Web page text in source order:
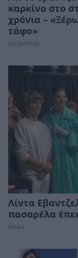
καρκίνο στο
χρόνια –
τάφο»
CELEBRITIES
Λίντα
πασαρέλα
ΜΟΔΑ